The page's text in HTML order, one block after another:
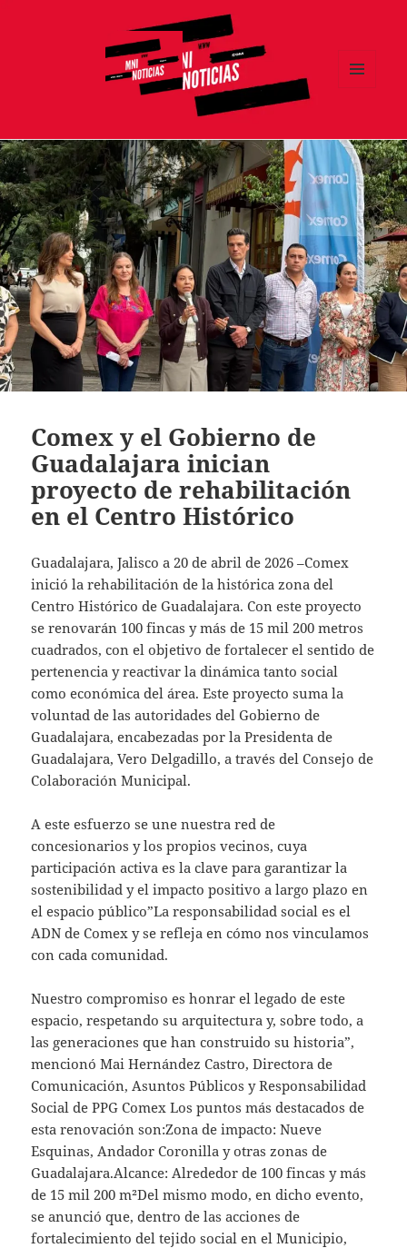
Comex y el Gobierno de
Guadalajara inician
proyecto de rehabilitación
en el Centro Histórico
Guadalajara, Jalisco a 20 de abril de 2026 –Comex
inició la rehabilitación de la histórica zona del
Centro Histórico de Guadalajara. Con este proyecto
se renovarán 100 fincas y más de 15 mil 200 metros
cuadrados, con el objetivo de fortalecer el sentido de
pertenencia y reactivar la dinámica tanto social
como económica del área. Este proyecto suma la
voluntad de las autoridades del Gobierno de
Guadalajara, encabezadas por la Presidenta de
Guadalajara, Vero Delgadillo, a través del Consejo de
Colaboración Municipal.
A este esfuerzo se une nuestra red de
concesionarios y los propios vecinos, cuya
participación activa es la clave para garantizar la
sostenibilidad y el impacto positivo a largo plazo en
el espacio público”La responsabilidad social es el
ADN de Comex y se refleja en cómo nos vinculamos
con cada comunidad.
Nuestro compromiso es honrar el legado de este
espacio, respetando su arquitectura y, sobre todo, a
las generaciones que han construido su historia”,
mencionó Mai Hernández Castro, Directora de
Comunicación, Asuntos Públicos y Responsabilidad
Social de PPG Comex Los puntos más destacados de
esta renovación son:Zona de impacto: Nueve
Esquinas, Andador Coronilla y otras zonas de
Guadalajara.Alcance: Alrededor de 100 fincas y más
de 15 mil 200 m²Del mismo modo, en dicho evento,
se anunció que, dentro de las acciones de
fortalecimiento del tejido social en el Municipio,